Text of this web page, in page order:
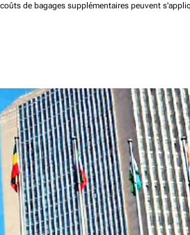
de bagages supplémentaires peuvent